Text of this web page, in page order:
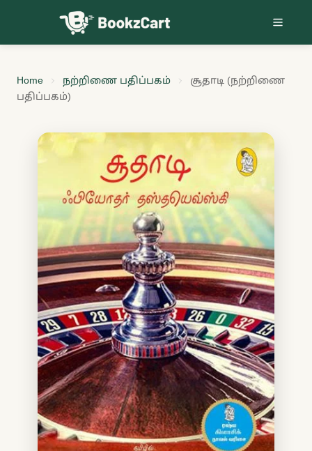
Skip to content
Home நற்றிணை பதிப்பகம்
சூதாடி (நற்றிணை
பதிப்பகம்)